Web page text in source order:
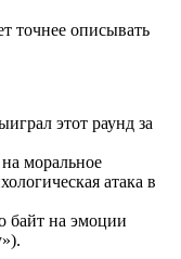
точнее описывать
этот раунд за
моральное
атака в
байт на эмоции